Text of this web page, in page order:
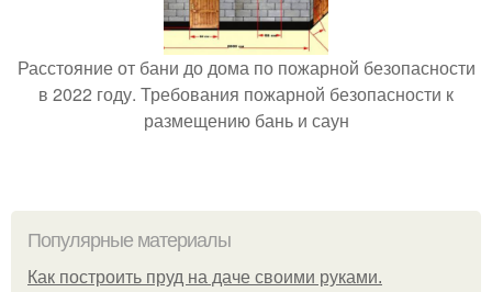
Расстояние от бани до дома по пожарной безопасности
в 2022 году. Требования пожарной безопасности к
размещению бань и саун
Популярные материалы
Как построить пруд на даче своими руками.